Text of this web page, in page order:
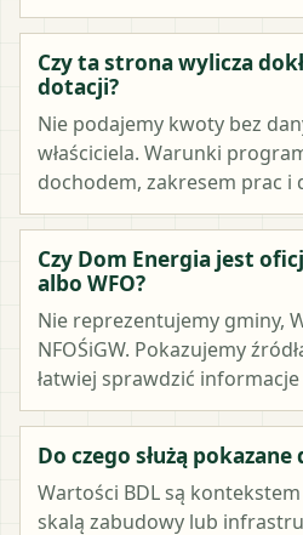
Czy ta strona wylicza
dotacji?
Nie podajemy kwoty bez
właściciela. Warunki
dochodem, zakresem prac i
Czy Dom Energia jest
albo WFO?
Nie reprezentujemy gminy,
NFOŚiGW. Pokazujemy
łatwiej sprawdzić
Do czego służą pokazane
Wartości BDL są
skalą zabudowy lub